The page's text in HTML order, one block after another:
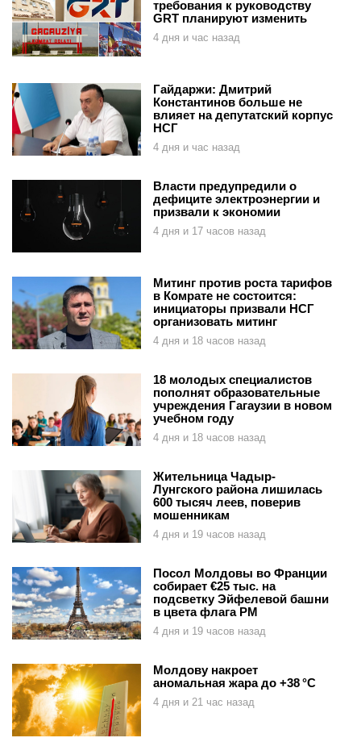
требования к руководству
GRT планируют изменить
4 дня и час назад
Гайдаржи: Дмитрий
Константинов больше не
влияет на депутатский корпус
НСГ
4 дня и час назад
Власти предупредили о
дефиците электроэнергии и
призвали к экономии
4 дня и 17 часов назад
Митинг против роста тарифов
в Комрате не состоится:
инициаторы призвали НСГ
организовать митинг
4 дня и 18 часов назад
18 молодых специалистов
пополнят образовательные
учреждения Гагаузии в новом
учебном году
4 дня и 18 часов назад
Жительница Чадыр-
Лунгского района лишилась
600 тысяч леев, поверив
мошенникам
4 дня и 19 часов назад
Посол Молдовы во Франции
собирает €25 тыс. на
подсветку Эйфелевой башни
в цвета флага РМ
4 дня и 19 часов назад
Молдову накроет
аномальная жара до +38 °C
4 дня и 21 час назад